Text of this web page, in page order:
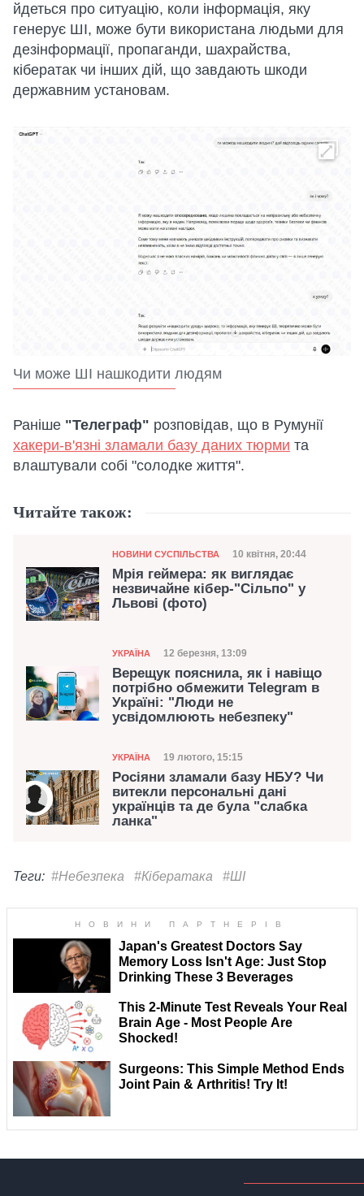
йдеться про ситуацію, коли інформація, яку
генерує ШІ, може бути використана людьми для
дезінформації, пропаганди, шахрайства,
кібератак чи інших дій, що завдають шкоди
державним установам.
Чи може ШІ нашкодити людям
Раніше "Телеграф" розповідав, що в Румунії
хакери-в'язні зламали базу даних тюрми та
влаштували собі "солодке життя".
Читайте також:
Категорія
НОВИНИ СУСПІЛЬСТВА Дата публікації
10 квітня, 20:44
Мрія геймера: як виглядає
незвичайне кібер-"Сільпо" у
Львові (фото)
Категорія
УКРАЇНА Дата публікації
12 березня, 13:09
Верещук пояснила, як і навіщо
потрібно обмежити Telegram в
Україні: "Люди не
усвідомлюють небезпеку"
Категорія
УКРАЇНА Дата публікації
19 лютого, 15:15
Росіяни зламали базу НБУ? Чи
витекли персональні дані
українців та де була "слабка
ланка"
Теги: #Небезпека #Кібератака #ШІ